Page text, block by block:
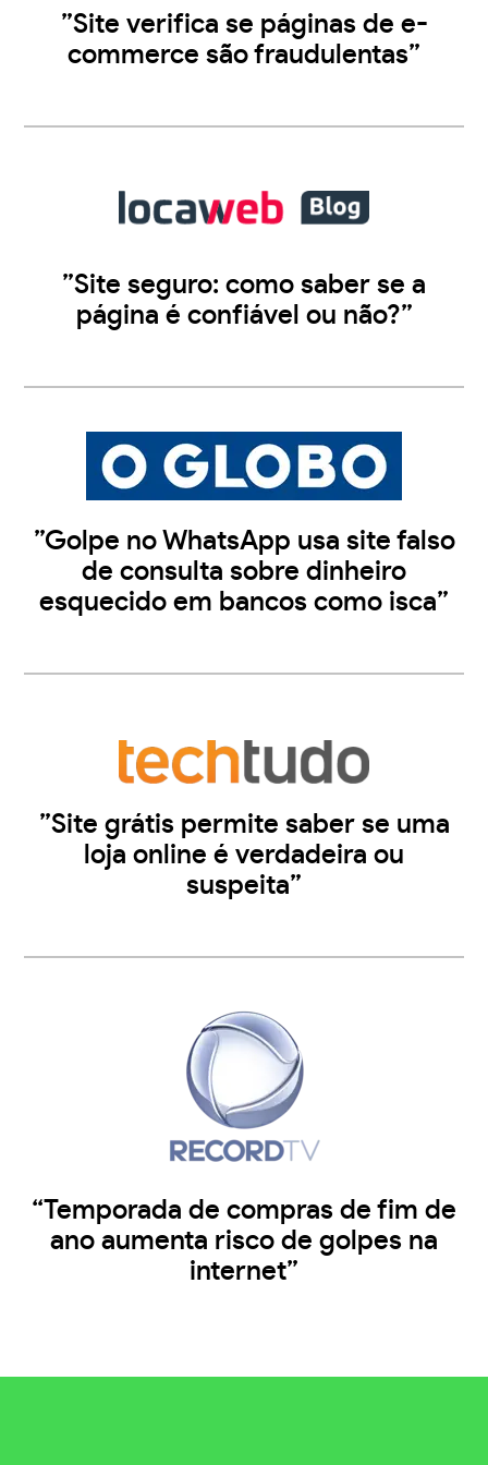
”Site verifica se páginas de e-
commerce são fraudulentas”
”Site seguro: como saber se a
página é confiável ou não?”
”Golpe no WhatsApp usa site falso
de consulta sobre dinheiro
esquecido em bancos como isca”
”Site grátis permite saber se uma
loja online é verdadeira ou
suspeita”
“Temporada de compras de fim de
ano aumenta risco de golpes na
internet”